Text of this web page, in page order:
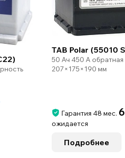
TAB Polar (55010
50 Ач 450 А обратная
207×175×190 мм
Гарантия 48 мес.
ожидается
Подробнее